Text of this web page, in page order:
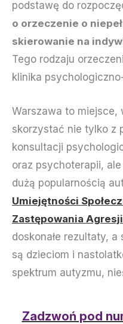
podstawę do
o orzeczenie o
skierowanie na
Tego rodzaju
klinika
Warszawa to miejsce,
skorzystać nie tylko z
konsultacji
oraz psychoterapii,
dużą popularnością
Umiejętności
Zastępowania Agresji
doskonałe rezultaty,
są dzieciom i
spektrum autyzmu,
Zadzwoń pod